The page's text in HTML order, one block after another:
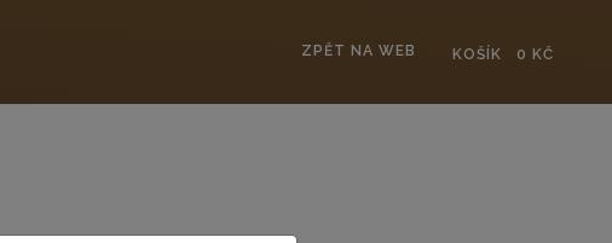
ZPĚT NA WEB KOŠÍK 0 KČ